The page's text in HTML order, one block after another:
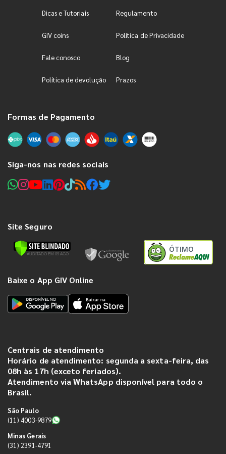
Dicas e Tutoriais Regulamento
GIV coins Política de Privacidade
Fale conosco Blog
Política de devolução Prazos
Formas de Pagamento
Siga-nos nas redes sociais
Site Seguro
ÓTIMO
Baixe o App GIV Online
Centrais de atendimento
Horário de atendimento: segunda a sexta-feira, das
08h às 17h (exceto feriados).
Atendimento via WhatsApp disponível para todo o
Brasil.
São Paulo
(11) 4003-9879
Minas Gerais
(31) 2391-4791